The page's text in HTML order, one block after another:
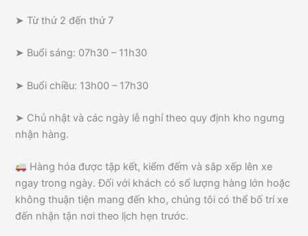
➤ Từ thứ 2 đến thứ 7
➤ Buổi sáng: 07h30 – 11h30
➤ Buổi chiều: 13h00 – 17h30
➤ Chủ nhật và các ngày lễ nghỉ theo quy định kho ngưng
nhận hàng.
Hàng hóa được tập kết, kiểm đếm và sắp xếp lên xe
ngay trong ngày. Đối với khách có số lượng hàng lớn hoặc
không thuận tiện mang đến kho, chúng tôi có thể bố trí xe
đến nhận tận nơi theo lịch hẹn trước.